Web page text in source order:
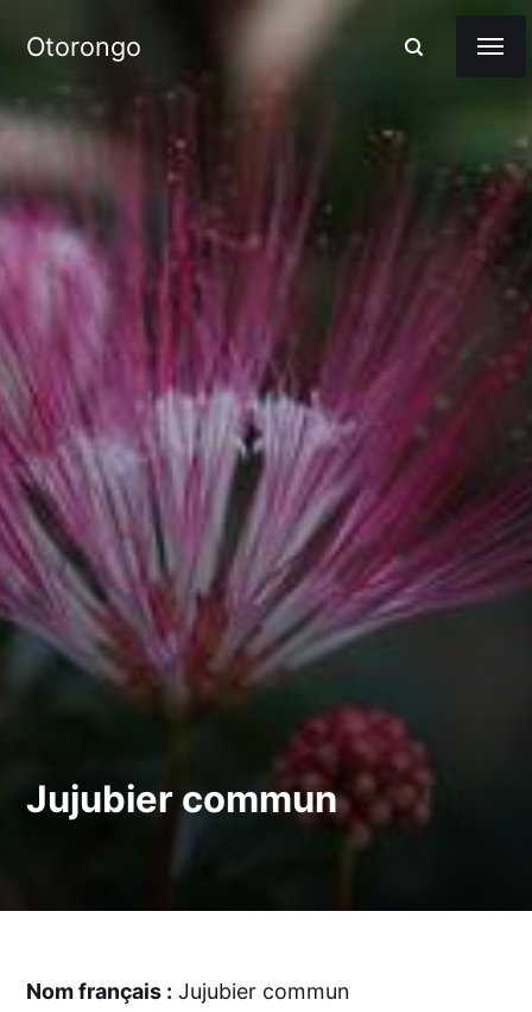
Otorongo
Jujubier commun
Nom français : Jujubier commun